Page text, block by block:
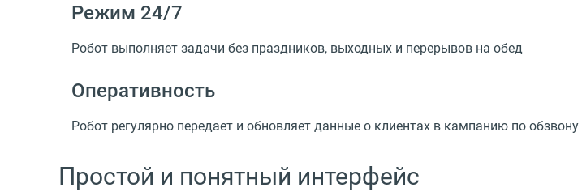
Режим 24/7
Робот выполняет задачи без праздников, выходных и перерывов на обед
Оперативность
Робот регулярно передает и обновляет данные о клиентах в кампанию по
Простой и понятный интерфейс